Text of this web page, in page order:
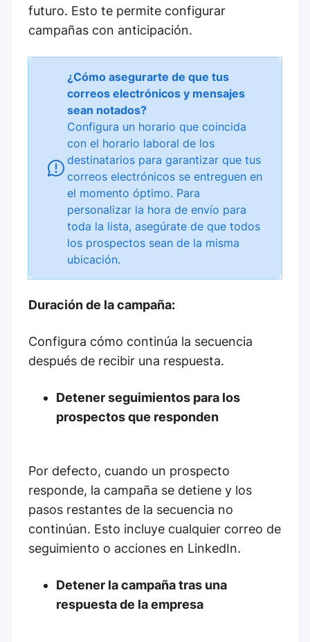
futuro. Esto te permite configurar
campañas con anticipación.
¿Cómo asegurarte de que tus
correos electrónicos y mensajes
sean notados?
Configura un horario que coincida
con el horario laboral de los
destinatarios para garantizar que tus
correos electrónicos se entreguen en
el momento óptimo. Para
personalizar la hora de envío para
toda la lista, asegúrate de que todos
los prospectos sean de la misma
ubicación.
Duración de la campaña:
Configura cómo continúa la secuencia
después de recibir una respuesta.
Detener seguimientos para los
prospectos que responden
Por defecto, cuando un prospecto
responde, la campaña se detiene y los
pasos restantes de la secuencia no
continúan. Esto incluye cualquier correo de
seguimiento o acciones en LinkedIn.
Detener la campaña tras una
respuesta de la empresa